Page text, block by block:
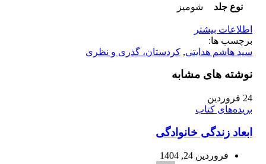
نوع جلد شومیز
اطلاعات بیشتر
برچسب ها:
سید هاشم هدایتی, کردستان، گذری و نظری
نوشته های مشابه
24 فروردین
بریده‌های کتاب
ابعاد زندگی خانوادگی
فروردین 24, 1404